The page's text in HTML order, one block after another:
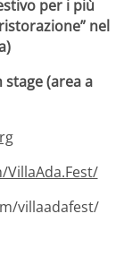
per i più
nel
stage (area a
villaadafest/